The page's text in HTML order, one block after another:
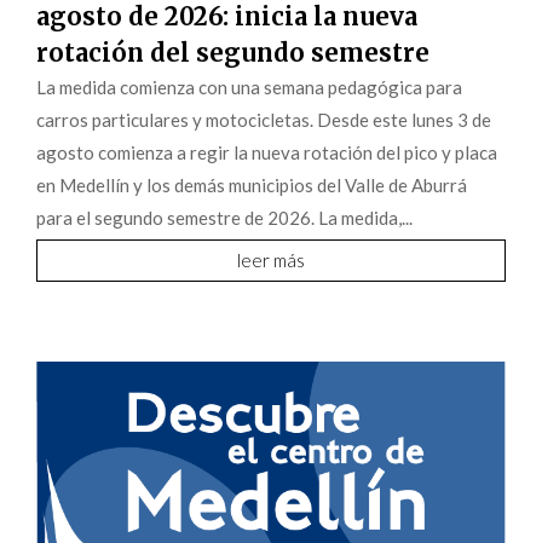
agosto de 2026: inicia la nueva
rotación del segundo semestre
La medida comienza con una semana pedagógica para
carros particulares y motocicletas. Desde este lunes 3 de
agosto comienza a regir la nueva rotación del pico y placa
en Medellín y los demás municipios del Valle de Aburrá
para el segundo semestre de 2026. La medida,...
leer más